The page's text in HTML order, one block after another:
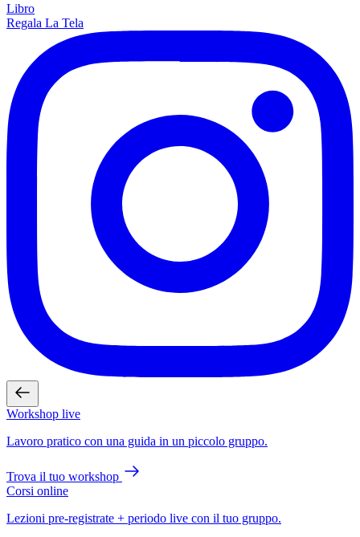
Libro
Regala La Tela
Workshop live
Lavoro pratico con una guida in un piccolo gruppo.
Trova il tuo workshop
Corsi online
Lezioni pre-registrate + periodo live con il tuo gruppo.